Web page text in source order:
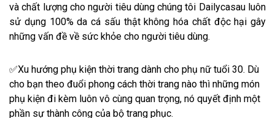
và chất lượng cho người tiêu dùng chúng tôi Dailycasau luôn
sử dụng 100% da cá sấu thật không hóa chất độc hại gây
những vấn đề về sức khỏe cho người tiêu dùng.
✅Xu hướng phụ kiện thời trang dành cho phụ nữ tuổi 30. Dù
cho bạn theo đuổi phong cách thời trang nào thì những món
phụ kiện đi kèm luôn vô cùng quan trọng, nó quyết định một
phần sự thành công của bộ trang phục.